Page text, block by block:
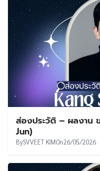
ส่องประวัติ – ผลงาน
Jun)
BySVVEET KIMOn26/05/2026